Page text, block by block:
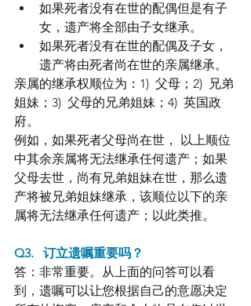
如果死者没有在世的配偶但是有子
女，遗产将全部由子女继承。
如果死者没有在世的配偶及子女，
遗产将由死者尚在世的亲属继承。
亲属的继承权顺位为：1)  父母；2)  兄弟
姐妹；3)  父母的兄弟姐妹；4)  英国政
府。
例如，如果死者父母尚在世， 以上顺位
中其余亲属将无法继承任何遗产；如果
父母去世，尚有兄弟姐妹在世，那么遗
产将被兄弟姐妹继承，该顺位以下的亲
属将无法继承任何遗产；以此类推。
Q3.   订立遗嘱重要吗？
答：非常重要。从上面的问答可以看
到，遗嘱可以让您根据自己的意愿决定